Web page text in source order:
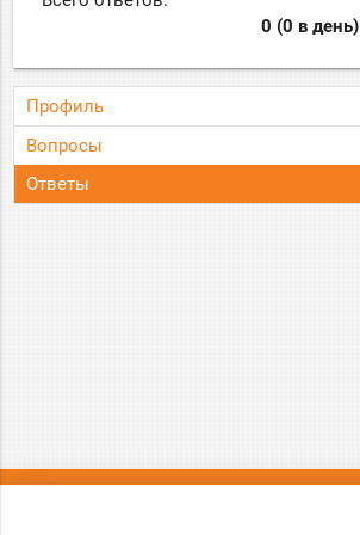
0 (0 в день)
Профиль
Вопросы
Ответы